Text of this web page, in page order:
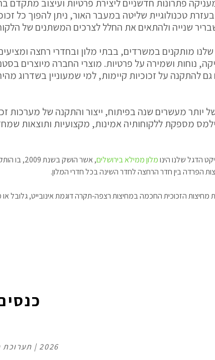
פתרונות חדשניים ליצירת פרטיות ועיצוב מתקדם
בעזרת טכנולוגיית שליטה במעבר האור, ניתן להפוך כל
שנייה ולהתאים את החלל לצרכים המשתנים של
מותקנים במשרדים, בבתי מלון ובחדרי רחצה
נוחות ושמירה על פרטיות. מוצרי החברה מיוצרים
להתקנה על זכוכיות קיימות, למי שמעוניין בשדרוג
של יותר מעשרים שנה בפיתוח, ייצור והתקנה של מערכות
מספקת ללקוחותיה אמינות, מקצועיות ותוצאות
הדגל שלנו הינו מלון ממילא בירושלים
הפרדה בין חדר הרחצה לחדר השינה בכל חדרי המלון.
מחיצות הזכוכית החכמה במחיצות רצפה-תקרה דוגמת אינובייט, גלובל או
2026 | תערוכת הבנייה והעיצוב - אקספו